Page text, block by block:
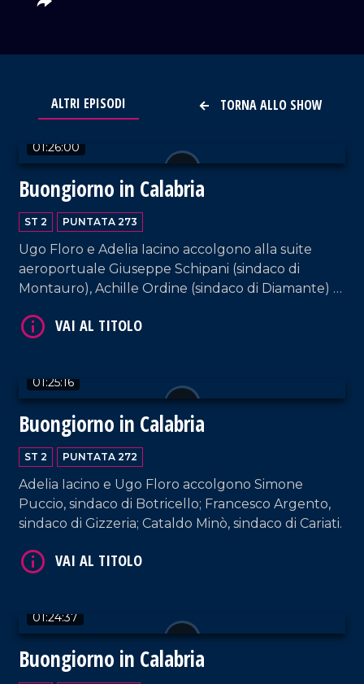
TORNA ALLO SHOW
ALTRI EPISODI
01:26:00
Buongiorno in Calabria
ST 2 PUNTATA 273
Ugo Floro e Adelia Iacino accolgono alla suite
aeroportuale Giuseppe Schipani (sindaco di
Montauro), Achille Ordine (sindaco di Diamante) e
01:25:16
Buongiorno in Calabria
ST 2 PUNTATA 272
Adelia Iacino e Ugo Floro accolgono Simone
Puccio, sindaco di Botricello; Francesco Argento,
sindaco di Gizzeria; Cataldo Minò, sindaco di Cariati.
VAI AL TITOLO
01:24:37
Buongiorno in Calabria
VAI AL TITOLO
VAI AL TITOLO